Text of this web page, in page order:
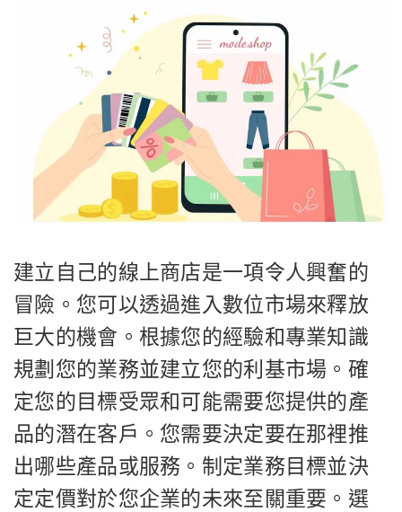
建立自己的線上商店是一項令人興奮的
冒險。您可以透過進入數位市場來釋放
巨大的機會。根據您的經驗和專業知識
規劃您的業務並建立您的利基市場。確
定您的目標受眾和可能需要您提供的產
品的潛在客戶。您需要決定要在那裡推
出哪些產品或服務。制定業務目標並決
定定價對於您企業的未來至關重要。選